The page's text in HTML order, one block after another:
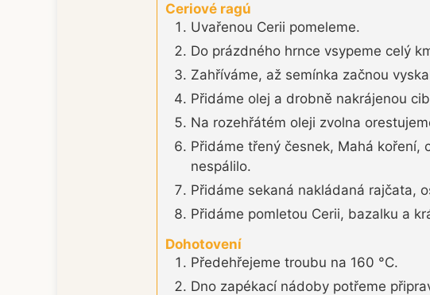
Ceriové ragú
Uvařenou Cerii pomeleme.
Do prázdného hrnce vsypeme celý
Zahříváme, až semínka začnou
Přidáme olej a drobně nakrájenou
Na rozehřátém oleji zvolna
Přidáme třený česnek, Mahá koření,
nespálilo.
Přidáme sekaná nakládaná rajčata,
Přidáme pomletou Cerii, bazalku a
Dohotovení
Předehřejeme troubu na 160 °C.
Dno zapékací nádoby potřeme